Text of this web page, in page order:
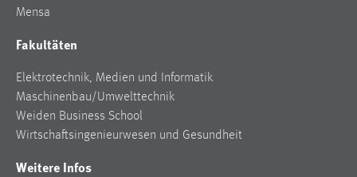
Mensa
Fakultäten
Elektrotechnik, Medien und Informatik
Maschinenbau/Umwelttechnik
Weiden Business School
Wirtschaftsingenieurwesen und Gesundheit
Weitere Infos
einloggen zu können.
Cookie Laufzeit:
24 Stunden
STATISTIK